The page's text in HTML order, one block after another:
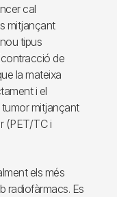
cal
mitjançant
tipus
de
la mateixa
i el
mitjançant
(PET/TC i
els més
radiofàrmacs. Es